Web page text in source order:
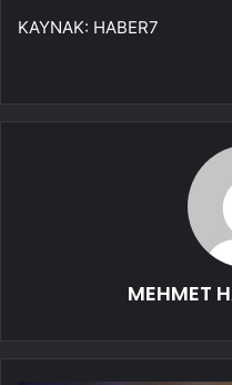
KAYNAK: HABER7
MEHMET